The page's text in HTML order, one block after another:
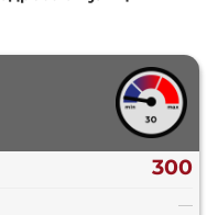
300
—